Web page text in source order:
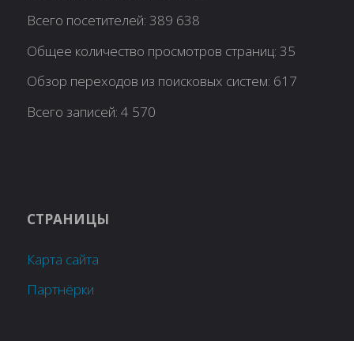
Всего посетителей:389 638
Общее количество просмотров страниц:35
Обзор переходов из поисковых систем: 617
Всего записей:4 570
СТРАНИЦЫ
Карта сайта
Партнёрки